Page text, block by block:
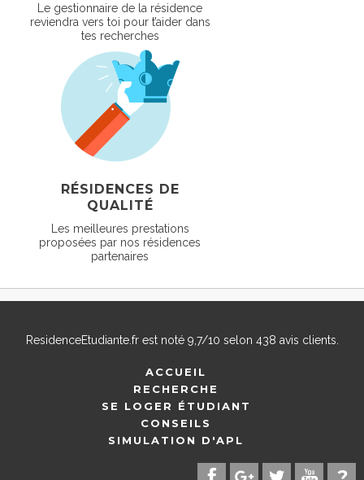
Le gestionnaire de la résidence
reviendra vers toi pour t’aider dans
tes recherches
RÉSIDENCES DE
QUALITÉ
Les meilleures prestations
proposées par nos résidences
partenaires
ResidenceEtudiante.frest noté 9,7/10 selon 438 avis clients.
ACCUEIL
RECHERCHE
SE LOGER ÉTUDIANT
CONSEILS
SIMULATION D'APL